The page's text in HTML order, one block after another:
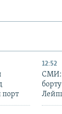
порт
12:52
СМИ: